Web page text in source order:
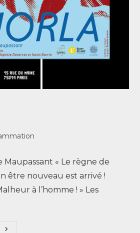
Maupassant « Le règne de
être nouveau est arrivé !
à l’homme ! » Les